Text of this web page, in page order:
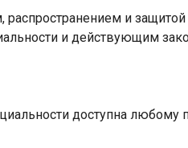
и
и действующим
доступна любому